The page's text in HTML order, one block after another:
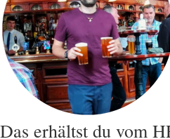
Das erhältst du vom